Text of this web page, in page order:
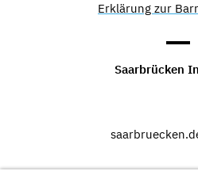
Erklärung zur
Saarbrücken